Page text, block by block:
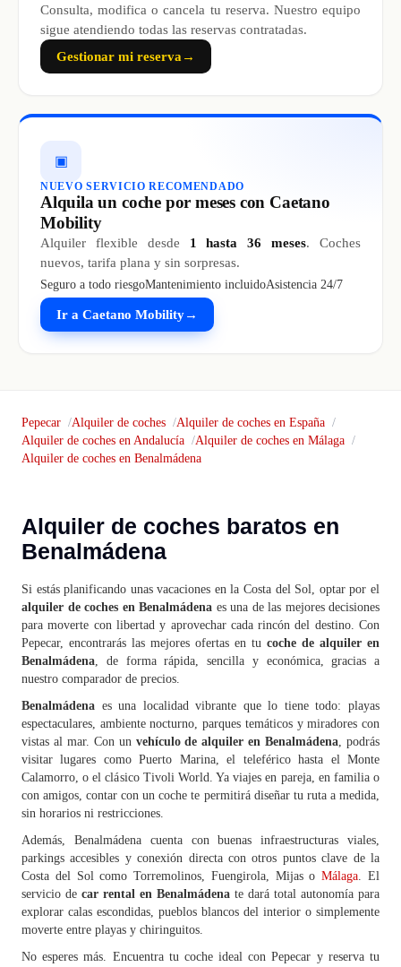
Consulta, modifica o cancela tu reserva. Nuestro equipo
sigue atendiendo todas las reservas contratadas.
Gestionar mi reserva →
▣
NUEVO SERVICIO RECOMENDADO
Alquila un coche por meses con Caetano
Mobility
Alquiler flexible desde 1 hasta 36 meses. Coches
nuevos, tarifa plana y sin sorpresas.
Seguro a todo riesgoMantenimiento incluidoAsistencia 24/7
Ir a Caetano Mobility→
Pepecar Alquiler de coches
Alquiler de coches en España
Alquiler de coches en Andalucía
Alquiler de coches en Málaga
Alquiler de coches en Benalmádena
Alquiler de coches baratos en
Benalmádena
Si estás planificando unas vacaciones en la Costa del Sol, optar por el
alquiler de coches en Benalmádena es una de las mejores decisiones
para moverte con libertad y aprovechar cada rincón del destino. Con
Pepecar, encontrarás las mejores ofertas en tu coche de alquiler en
Benalmádena, de forma rápida, sencilla y económica, gracias a
nuestro comparador de precios.
Benalmádena es una localidad vibrante que lo tiene todo: playas
espectaculares, ambiente nocturno, parques temáticos y miradores con
vistas al mar. Con un vehículo de alquiler en Benalmádena, podrás
visitar lugares como Puerto Marina, el teleférico hasta el Monte
Calamorro, o el clásico Tivoli World. Ya viajes en pareja, en familia o
con amigos, contar con un coche te permitirá diseñar tu ruta a medida,
sin horarios ni restricciones.
Además, Benalmádena cuenta con buenas infraestructuras viales,
parkings accesibles y conexión directa con otros puntos clave de la
Costa del Sol como Torremolinos, Fuengirola, Mijas oMálaga. El
servicio de car rental en Benalmádena te dará total autonomía para
explorar calas escondidas, pueblos blancos del interior o simplemente
moverte entre playas y chiringuitos.
No esperes más. Encuentra tu coche ideal con Pepecar y reserva tu